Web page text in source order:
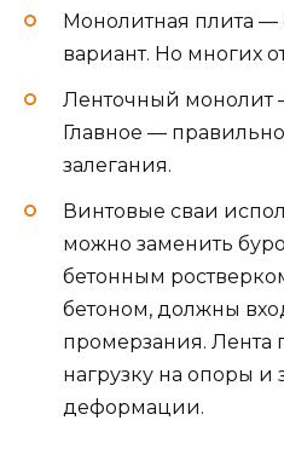
Монолитная плита
вариант. Но многих
Ленточный монолит
Главное —
залегания.
Винтовые сваи
можно заменить
бетонным
бетоном, должны
промерзания. Лента
нагрузку на опоры и
деформации.